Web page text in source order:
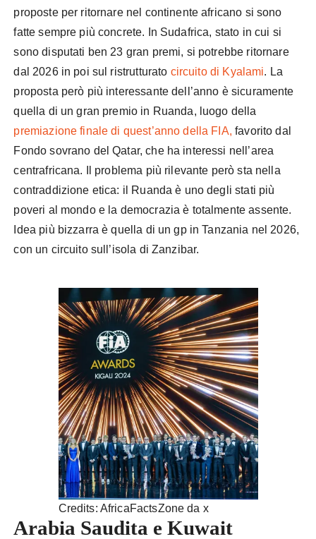
proposte per ritornare nel continente africano si sono
fatte sempre più concrete. In Sudafrica, stato in cui si
sono disputati ben 23 gran premi, si potrebbe ritornare
dal 2026 in poi sul ristrutturato circuito di Kyalami. La
proposta però più interessante dell’anno è sicuramente
quella di un gran premio in Ruanda, luogo della
premiazione finale di quest’anno della FIA, favorito dal
Fondo sovrano del Qatar, che ha interessi nell’area
centrafricana. Il problema più rilevante però sta nella
contraddizione etica: il Ruanda è uno degli stati più
poveri al mondo e la democrazia è totalmente assente.
Idea più bizzarra è quella di un gp in Tanzania nel 2026,
con un circuito sull’isola di Zanzibar.
Credits: AfricaFactsZone da x
Arabia Saudita e Kuwait